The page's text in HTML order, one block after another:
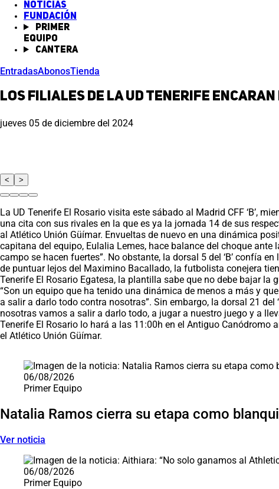
Noticias
Fundación
Primer
equipo
Cantera
EntradasAbonosTienda
Los filiales de la UD Tenerife
jueves 05 de diciembre del 2024
< >
La UD Tenerife El Rosario visita este sábado al Madrid CFF ‘B’,
una cita con sus rivales en la que es ya la jornada 14 de sus
al Atlético Unión Güímar. Envueltas de nuevo en una dinámica
capitana del equipo, Eulalia Lemes, hace balance del choque
campo se hacen fuertes”. No obstante, la dorsal 5 del ‘B’ confía
de puntuar lejos del Maximino Bacallado, la futbolista conejera
Tenerife El Rosario Egatesa, la plantilla sabe que no debe bajar
“Son un equipo que ha tenido una dinámica de menos a más y
a salir a darlo todo contra nosotras”. Sin embargo, la dorsal 21
nosotras vamos a salir a darlo todo, a jugar a nuestro juego y a
Tenerife El Rosario lo hará a las 11:00h en el Antiguo Canódromo
el Atlético Unión Güímar.
06/08/2026
Primer Equipo
Natalia Ramos cierra su etapa como
Ver noticia
06/08/2026
Primer Equipo